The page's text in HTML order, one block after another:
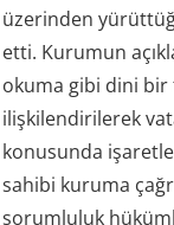
üzerinden
etti. Kurumun
okuma gibi dini
ilişkilendirilerek
konusunda
sahibi kuruma
sorumluluk